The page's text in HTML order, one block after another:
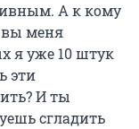
А к кому
вы меня
я уже 10 штук
эти
И ты
сгладить